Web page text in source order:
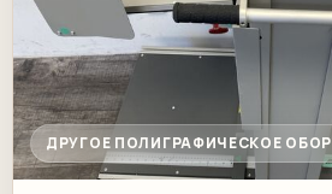
ДРУГОЕ ПОЛИГРАФИЧЕСКОЕ